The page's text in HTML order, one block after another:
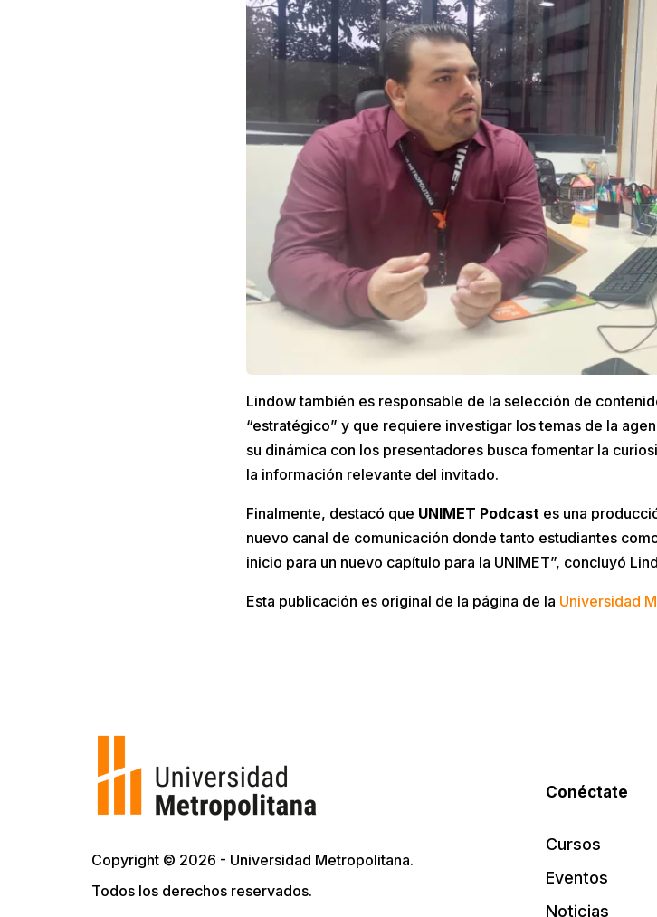
Lindow también es responsable de la selección de
“estratégico” y que requiere investigar los temas de la
su dinámica con los presentadores busca fomentar la
la información relevante del invitado.
Finalmente, destacó que UNIMET Podcast es una
nuevo canal de comunicación donde tanto estudiantes
inicio para un nuevo capítulo para la UNIMET”, concluyó
Esta publicación es original de la página de la Universidad
Copyright © 2026 - Universidad Metropolitana.
Todos los derechos reservados.
Conéctate
Cursos
Eventos
Noticias